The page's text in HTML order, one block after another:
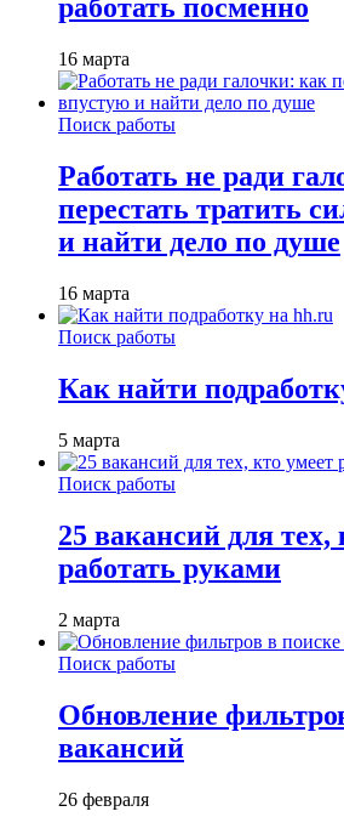
работать посменно
16 марта
Поиск работы
Работать не ради
перестать тратить
и найти дело по душе
16 марта
Поиск работы
Как найти
5 марта
Поиск работы
25 вакансий для тех,
работать руками
2 марта
Поиск работы
Обновление
вакансий
26 февраля